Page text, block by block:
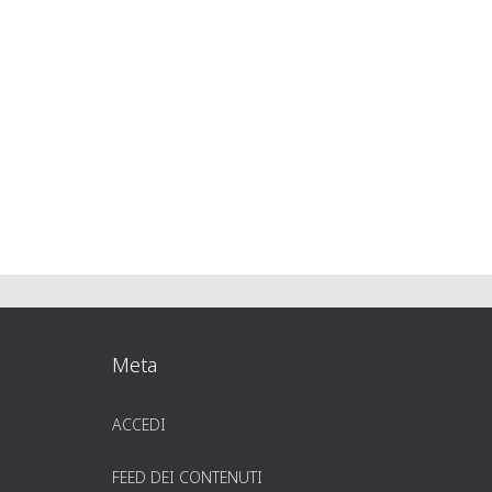
Meta
ACCEDI
FEED DEI CONTENUTI